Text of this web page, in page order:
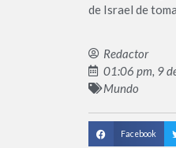
de Israel de
Redactor
01:06 pm, 9
Mundo
Facebook